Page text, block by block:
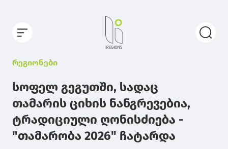
რეგიონები
სოფელ გეგუთში, სადაც
თამარის ციხის ნანგრევებია,
ტრადიციული ღონისძიება -
"თამარობა 2026" ჩატარდა